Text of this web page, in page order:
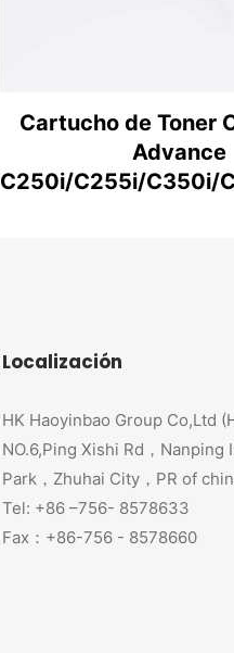
Cartucho de Toner
Advance
C250i/C255i/C350i/
Localización
HK Haoyinbao Group Co,Ltd
NO.6,Ping Xishi Rd，Nanping
Park，Zhuhai City，PR of
Tel: +86 –756- 8578633
Fax：+86-756 - 8578660